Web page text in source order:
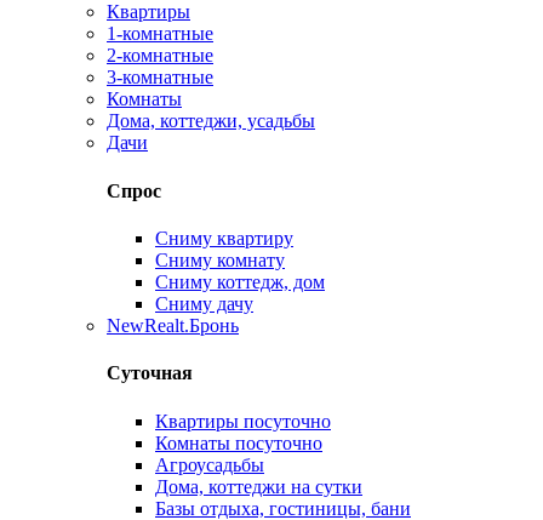
Квартиры
1-комнатные
2-комнатные
3-комнатные
Комнаты
Дома, коттеджи, усадьбы
Дачи
Спрос
Сниму квартиру
Сниму комнату
Сниму коттедж, дом
Сниму дачу
NewRealt.Бронь
Суточная
Квартиры посуточно
Комнаты посуточно
Агроусадьбы
Дома, коттеджи на сутки
Базы отдыха, гостиницы, бани